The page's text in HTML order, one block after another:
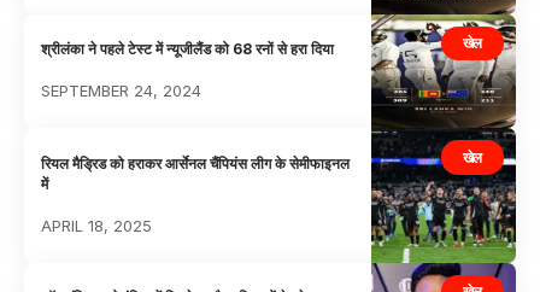
खेल
श्रीलंका ने पहले टेस्ट में न्यूजीलैंड को 68 रनों से हरा दिया
SEPTEMBER 24, 2024
खेल
रियल मैड्रिड को हराकर आर्सेनल चैंपियंस लीग के सेमीफाइनल
में
APRIL 18, 2025